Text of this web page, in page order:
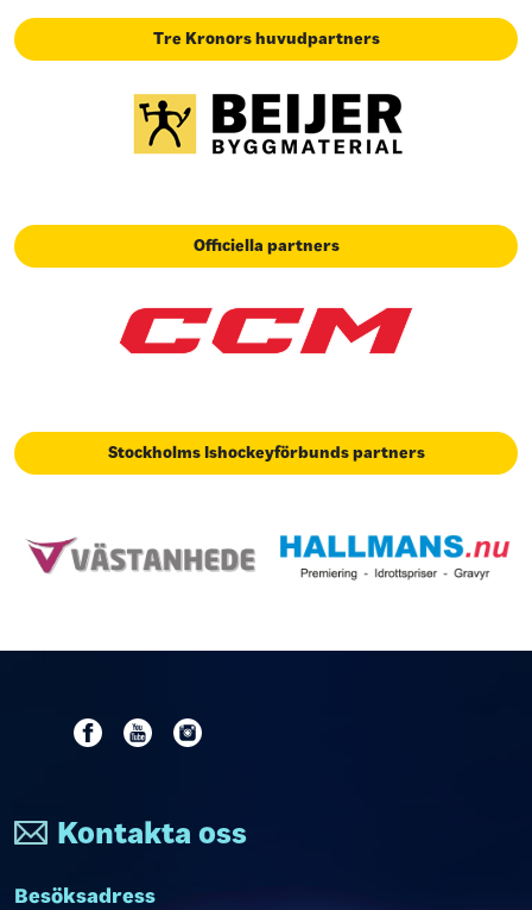
Tre Kronors huvudpartners
Officiella partners
Stockholms Ishockeyförbunds partners
Kontakta oss
Besöksadress